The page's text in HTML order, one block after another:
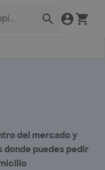
del mercado y
puedes pedir